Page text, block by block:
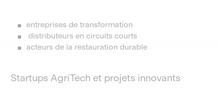
entreprises de transformation
distributeurs en circuits courts
acteurs de la restauration durable
Startups AgriTech et projets innovants